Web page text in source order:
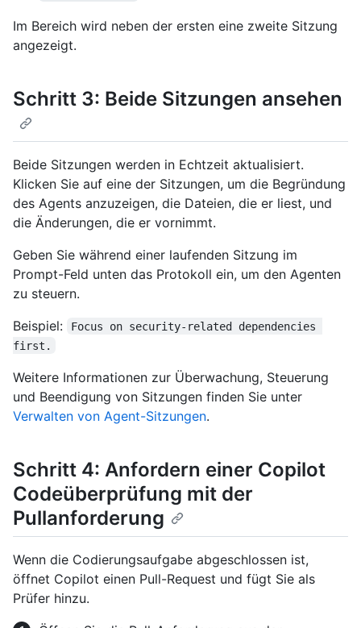
Im Bereich wird neben der ersten eine zweite Sitzung
angezeigt.
Schritt 3: Beide Sitzungen ansehen
Beide Sitzungen werden in Echtzeit aktualisiert.
Klicken Sie auf eine der Sitzungen, um die Begründung
des Agents anzuzeigen, die Dateien, die er liest, und
die Änderungen, die er vornimmt.
Geben Sie während einer laufenden Sitzung im
Prompt-Feld unten das Protokoll ein, um den Agenten
zu steuern.
Beispiel:
Focus on security-related dependencies
first.
Weitere Informationen zur Überwachung, Steuerung
und Beendigung von Sitzungen finden Sie unter
Verwalten von Agent-Sitzungen.
Schritt 4: Anfordern einer Copilot
Codeüberprüfung mit der
Pullanforderung
Wenn die Codierungsaufgabe abgeschlossen ist,
öffnet Copilot einen Pull-Request und fügt Sie als
Prüfer hinzu.